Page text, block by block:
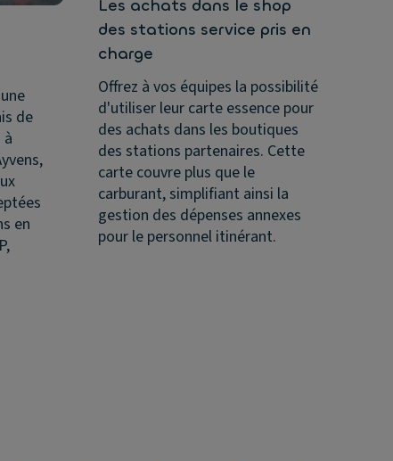
de
en
Les achats dans le shop
des stations service pris en
charge
Offrez à vos équipes la possibilité
d'utiliser leur carte essence pour
des achats dans les boutiques
des stations partenaires. Cette
carte couvre plus que le
carburant, simplifiant ainsi la
gestion des dépenses annexes
pour le personnel itinérant.